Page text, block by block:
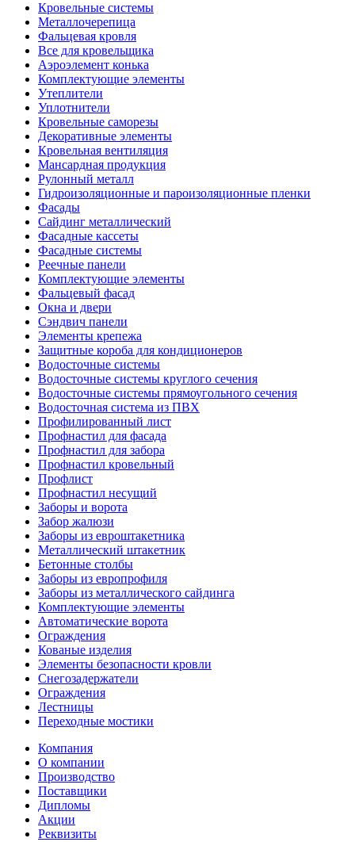
Кровельные системы
Металлочерепица
Фальцевая кровля
Все для кровельщика
Аэроэлемент конька
Комплектующие элементы
Утеплители
Уплотнители
Кровельные саморезы
Декоративные элементы
Кровельная вентиляция
Мансардная продукция
Рулонный металл
Гидроизоляционные и пароизоляционные пленки
Фасады
Сайдинг металлический
Фасадные кассеты
Фасадные системы
Реечные панели
Комплектующие элементы
Фальцевый фасад
Окна и двери
Сэндвич панели
Элементы крепежа
Защитные короба для кондиционеров
Водосточные системы
Водосточные системы круглого сечения
Водосточные системы прямоугольного сечения
Водосточная система из ПВХ
Профилированный лист
Профнастил для фасада
Профнастил для забора
Профнастил кровельный
Профлист
Профнастил несущий
Заборы и ворота
Забор жалюзи
Заборы из евроштакетника
Металлический штакетник
Бетонные столбы
Заборы из европрофиля
Заборы из металлического сайдинга
Комплектующие элементы
Автоматические ворота
Ограждения
Кованые изделия
Элементы безопасности кровли
Снегозадержатели
Ограждения
Лестницы
Переходные мостики
Компания
О компании
Производство
Поставщики
Дипломы
Акции
Реквизиты